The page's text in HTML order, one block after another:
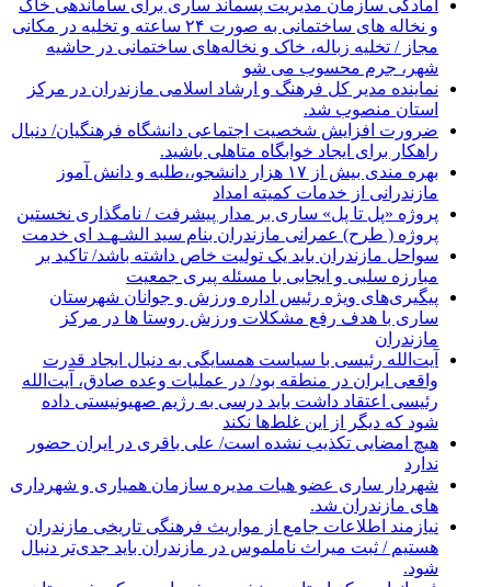
آمادگی سازمان مدیریت پسماند ساری برای ساماندهی خاک
و نخاله های ساختمانی به صورت ۲۴ ساعته و تخلیه در مکانی
مجاز / تخلیه زباله، خاک و نخاله‌های ساختمانی در حاشیه
شهر، جرم محسوب می شو
نماینده مدیر کل فرهنگ و ارشاد اسلامی مازندران در مرکز
استان منصوب شد.
ضرورت افزایش شخصیت اجتماعی دانشگاه فرهنگیان/ دنبال
راهکار برای ایجاد خوابگاه متاهلی باشید.
بهره مندی بیش از ۱۷ هزار دانشجو،،طلبه و دانش آموز
مازندرانی از خدمات کمیته امداد
پروژه «پل تا پل» ساری بر مدار پیشرفت / نامگذاری نخستین
پروژه ( طرح) عمرانی مازندران بنام سید الشـهـد ای خدمت
سواحل مازندران باید یک تولیت خاص داشته باشد/ تاکید بر
مبارزه سلبی و ایجابی با مسئله پیری جمعیت
پیگیری‌های ویژه رئیس اداره ورزش و جوانان شهرستان
ساری با هدف رفع مشکلات ورزش روستا ها در مرکز
مازندران
آیت‌الله رئیسی با سیاست همسایگی به دنبال ایجاد قدرت
واقعی ایران در منطقه بود/ در عملیات وعده صادق، آیت‌الله
رئیسی اعتقاد داشت باید درسی به رژیم صهیونیستی داده
شود که دیگر از این غلط‌ها نکند
هیچ امضایی تکذیب نشده است/ علی باقری در ایران حضور
ندارد
شهردار ساری عضو هیات مدیره سازمان همیاری و شهرداری
های مازندران شد.
نیازمند اطلاعات جامع از مواریث فرهنگی تاریخی مازندران
هستیم / ثبت میراث ناملموس در مازندران باید جدی‌تر دنبال
شود.